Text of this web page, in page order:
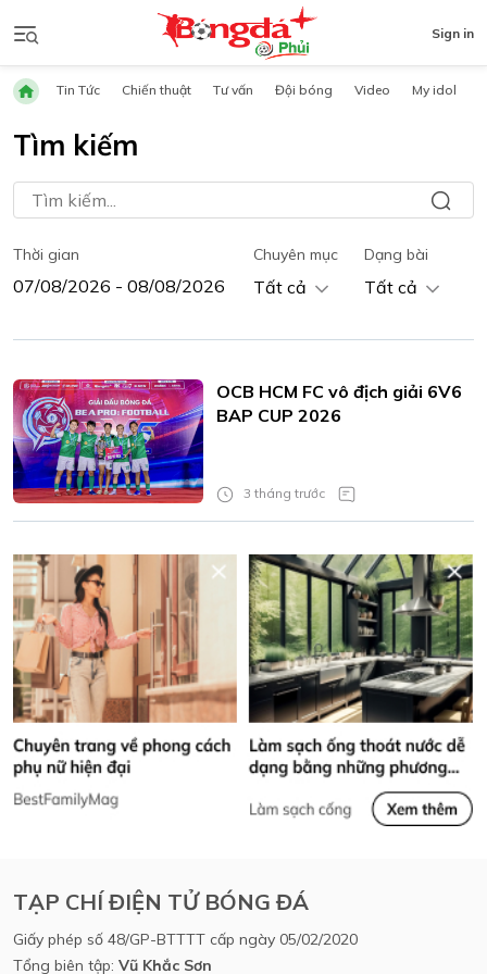
Sign in
Tin Tức Chiến thuật Tư vấn Đội bóng Video My idol
Tìm kiếm
Thời gian Chuyên mục
Tất cả
Dạng bài
Tất cả
OCB HCM FC vô địch giải 6V6
BAP CUP 2026
3 tháng trước
TẠP CHÍ ĐIỆN TỬ BÓNG ĐÁ
Giấy phép số 48/GP-BTTTT cấp ngày 05/02/2020
Tổng biên tập: Vũ Khắc Sơn